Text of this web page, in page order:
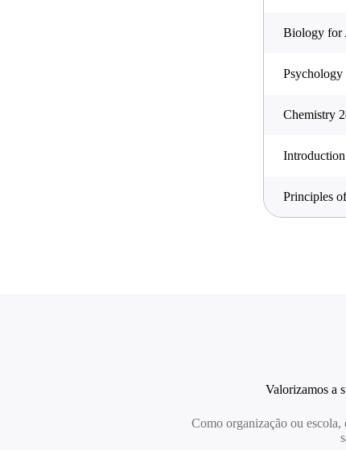
Biology for
Psychology
Chemistry
Principles
Valorizamos a
Como organização ou